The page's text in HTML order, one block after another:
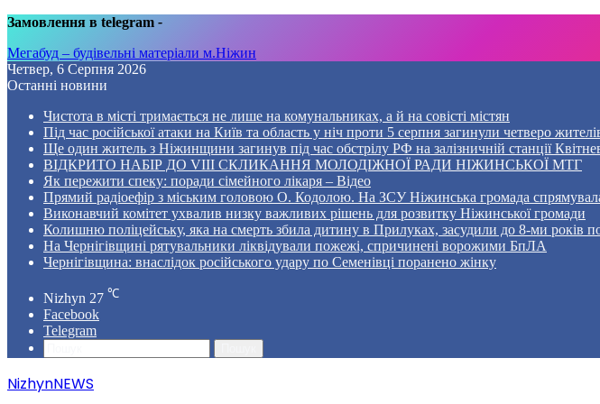
Замовлення в telegram -
Мегабуд – будівельні матеріали м.Ніжин
Четвер, 6 Серпня 2026
Останні новини
Чистота в місті тримається не лише на комунальниках, а й на совісті містян
Під час російської атаки на Київ та область у ніч проти 5 серпня загинули четверо
Ще один житель з Ніжинщини загинув під час обстрілу РФ на залізничній станції
ВІДКРИТО НАБІР ДО VIII СКЛИКАННЯ МОЛОДІЖНОЇ РАДИ НІЖИНСЬКОЇ МТГ
Як пережити спеку: поради сімейного лікаря – Відео
Прямий радіоефір з міським головою О. Кодолою. На ЗСУ Ніжинська громада
Виконавчий комітет ухвалив низку важливих рішень для розвитку Ніжинської громади
Колишню поліцейську, яка на смерть збила дитину в Прилуках, засудили до 8-ми років
На Чернігівщині рятувальники ліквідували пожежі, спричинені ворожими БпЛА
Чернігівщина: внаслідок російського удару по Семенівці поранено жінку
Nizhyn 27 ℃
Facebook
Telegram
NizhynNEWS